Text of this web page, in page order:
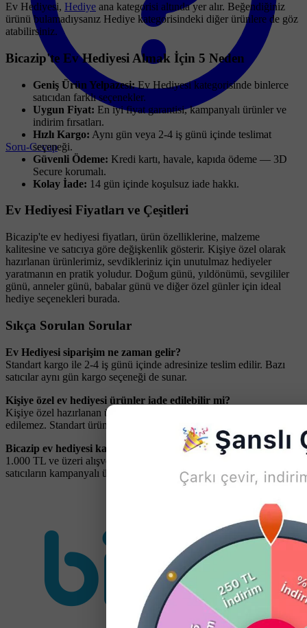
Soru-Cevap
Ev Hediyesi, Hediye ana kategorisi altında yer alır. Beğendiğiniz
ürünü bulamadıysanız Hediye kategorisindeki diğer ürünlere de göz
atabilirsiniz.
Bicazip'te Ev Hediyesi Almak İçin 5 Neden
Geniş Ürün Yelpazesi:Ev Hediyesi kategorisinde binlerce
satıcıdan farklı seçenekler.
Uygun Fiyat: En iyi fiyat garantisi, kampanyalı ürünler ve
indirim fırsatları.
Hızlı Kargo: Aynı gün veya 2-4 iş günü içinde teslimat
seçeneği.
Güvenli Ödeme: Kredi kartı, havale, kapıda ödeme — 3D
Secure korumalı.
Kolay İade: 14 gün içinde koşulsuz iade hakkı.
Ev Hediyesi Fiyatları ve Çeşitleri
Bicazip'te ev hediyesi fiyatları, ürün özelliklerine, malzeme
kalitesine ve satıcıya göre değişkenlik gösterir. Kişiye özel olarak
hazırlanan ürünlerimiz, sevdikleriniz için unutulmaz hediyeler
yaratmanın en pratik yoludur. Doğum günü, yıldönümü, sevgililer
günü, anneler günü, babalar günü ve diğer özel günler için ideal
hediye seçenekleri burada.
Sıkça Sorulan Sorular
Ev Hediyesi siparişim ne zaman gelir?
Standart kargo ile 2-4 iş günü içinde adresinize teslim edilir. Bazı
satıcılar aynı gün kargo seçeneği de sunar.
Kişiye özel ev hediyesi ürünler iade edilebilir mi?
Kişiye özel hazırlanan ürünler, üretim hatası olmadığı sürece iade
edilemez. Standart ürünler için 14 gün koşulsuz iade hakkınız vardır.
Bicazip ev hediyesi kategorisinde ücretsiz kargo var mı?
1.000 TL ve üzeri alışverişlerde kargo ücretsizdir. Ayrıca seçili
satıcıların kampanyalı ürünlerinde ücretsiz kargo seçeneği bulunur.